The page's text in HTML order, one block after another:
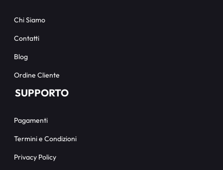
Chi Siamo
Contatti
Blog
Ordine Cliente
SUPPORTO
Pagamenti
Termini e Condizioni
Privacy Policy